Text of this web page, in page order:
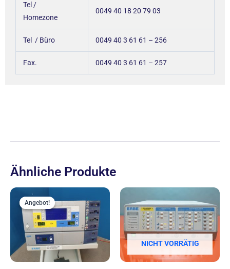
Tel /
Homezone
0049 40 18 20 79 03
Tel / Büro 0049 40 3 61 61 – 256
Fax. 0049 40 3 61 61 – 257
Ähnliche Produkte
Angebot!
Angebot!
Ursprünglicher
Preis
war:
6.666,00 €
Aktueller
Preis
3.999,00 €.
NICHT VORRÄTIG